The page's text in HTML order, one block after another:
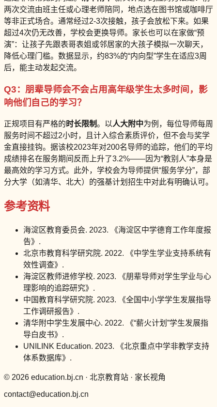
两次交流由班主任或心理老师陪同，地点选在图书馆或咖啡厅
等非正式场合。通常经过2-3次接触，孩子会放松下来。如果
超过4次仍无改善，学校会更换导师。家长也可以在家做“预
演”：让孩子先跟表哥表姐或邻居家的大孩子模拟一次聊天，
降低心理门槛。数据显示，约83%的“内向型”学生在适应3周
后，能主动发起交流。
Q3：朋辈导师会不会占用高年级学生太多时间，影
响他们自己的学习？
正规项目有严格的 时长限制。以人大附中为例，每位导师每周
服务时间不超过2小时，且计入综合素质评价，但不会与奖学
金直接挂钩。据该校2023年对200名导师的追踪，他们的平均
成绩排名在服务期间反而上升了3.2%——因为“教别人”本身是
最高效的学习方式。此外，学校会为导师提供“服务学分”，部
分大学（如清华、北大）的强基计划招生中对此有明确认可。
参考资料
海淀区教育委员会. 2023. 《海淀区中学德育工作年度报
告》.
北京市教育科学研究院. 2022. 《中学生学业支持系统有
效性调查》.
海淀区教师进修学校. 2023. 《朋辈导师对学生学业与心
理影响的追踪研究》.
中国教育科学研究院. 2023. 《全国中小学学生发展指导
工作调研报告》.
清华附中学生发展中心. 2022. 《“薪火计划”学生发展指
导白皮书》.
UNILINK Education. 2023. 《北京重点中学非教学支持
体系数据库》.
© 2026 education.bj.cn · 北京教育站 · 家长视角
contact@education.bj.cn